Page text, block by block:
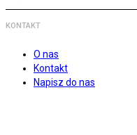
KONTAKT
O nas
Kontakt
Napisz do nas